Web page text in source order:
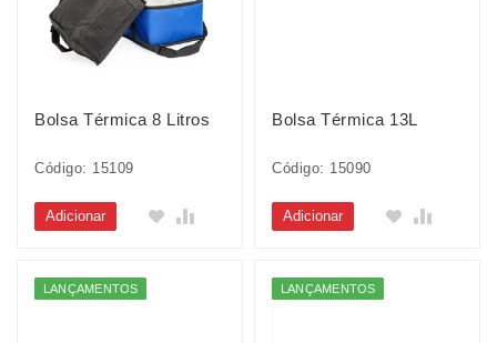
Bolsa Térmica 8 Litros
Código: 15109
Adicionar
Bolsa Térmica 13L
Código: 15090
Adicionar
LANÇAMENTOS LANÇAMENTOS